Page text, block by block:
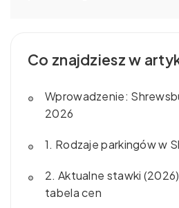
Co znajdziesz w
Wprowadzenie:
2026
1. Rodzaje parkingów w
2. Aktualne stawki
tabela cen